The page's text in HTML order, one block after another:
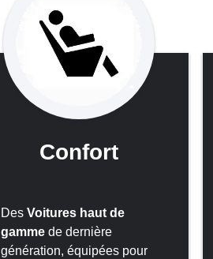
Confort
Des Voitures haut de
gammede dernière
génération, équipées pour